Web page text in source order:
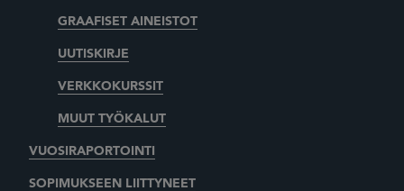
GRAAFISET AINEISTOT
UUTISKIRJE
VERKKOKURSSIT
MUUT TYÖKALUT
VUOSIRAPORTOINTI
SOPIMUKSEEN LIITTYNEET